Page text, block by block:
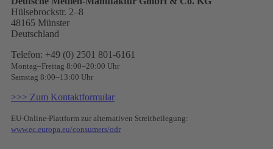
Hülsebrockstr. 2–8
48165 Münster
Deutschland
Telefon: +49 (0) 2501 801-6161
Montag–Freitag 8:00–20:00 Uhr
Samstag 8:00–13:00 Uhr
>>> Zum Kontaktformular
EU-Online-Plattform zur alternativen Streitbeilegung:
www.ec.europa.eu/consumers/odr